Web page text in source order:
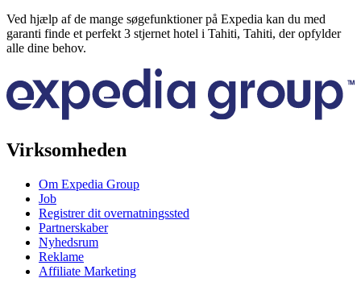
Ved hjælp af de mange søgefunktioner på Expedia kan du med
garanti finde et perfekt 3 stjernet hotel i Tahiti, Tahiti, der opfylder
alle dine behov.
Virksomheden
Om Expedia Group
Job
Registrer dit overnatningssted
Partnerskaber
Nyhedsrum
Reklame
Affiliate Marketing